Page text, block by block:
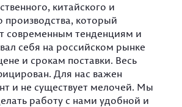
китайского и
производства, который
современным тенденциям и
себя на российском рынке
и срокам поставки. Весь
Для нас важен
и не существует мелочей. Мы
работу с нами удобной и